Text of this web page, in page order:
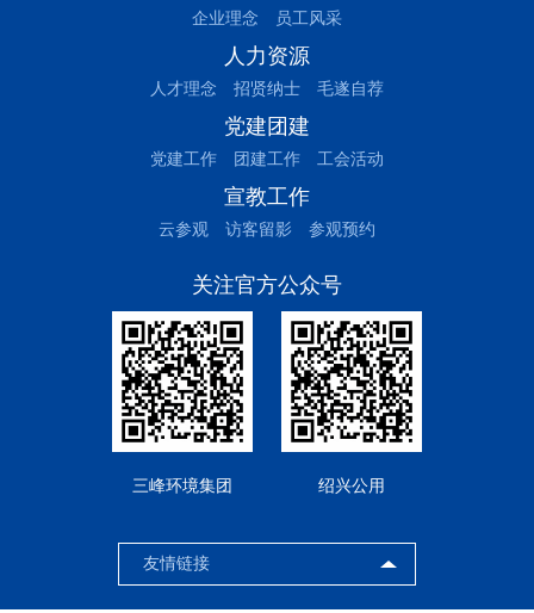
企业理念 员工风采
人力资源
人才理念 招贤纳士 毛遂自荐
党建团建
党建工作 团建工作 工会活动
宣教工作
云参观 访客留影 参观预约
关注官方公众号
三峰环境集团 绍兴公用